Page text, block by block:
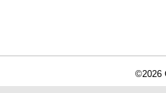
©2026